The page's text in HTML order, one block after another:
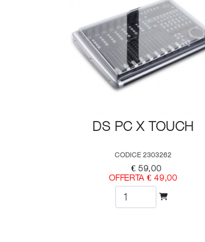
DS PC X TOUCH
CODICE 2303262
€ 59,00
OFFERTA € 49,00